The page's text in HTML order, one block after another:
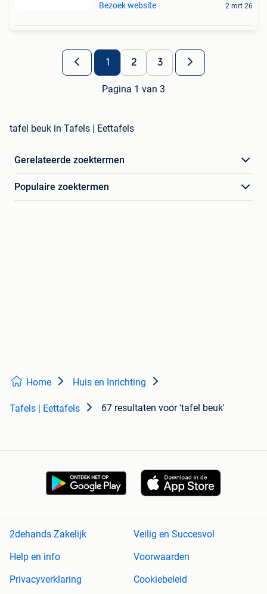
Bezoek website 2 mrt 26
1 2 3
Pagina 1 van 3
tafel beuk in Tafels | Eettafels
Gerelateerde zoektermen
Populaire zoektermen
Home Huis en Inrichting
Tafels | Eettafels 67 resultaten voor 'tafel beuk'
2dehands Zakelijk
Veilig en Succesvol
Help en info
Voorwaarden
Privacyverklaring
Cookiebeleid